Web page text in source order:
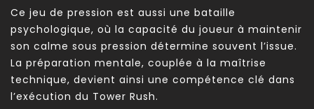
Ce jeu de pression est aussi une bataille
psychologique, où la capacité du joueur à maintenir
son calme sous pression détermine souvent l’issue.
La préparation mentale, couplée à la maîtrise
technique, devient ainsi une compétence clé dans
l’exécution du Tower Rush.